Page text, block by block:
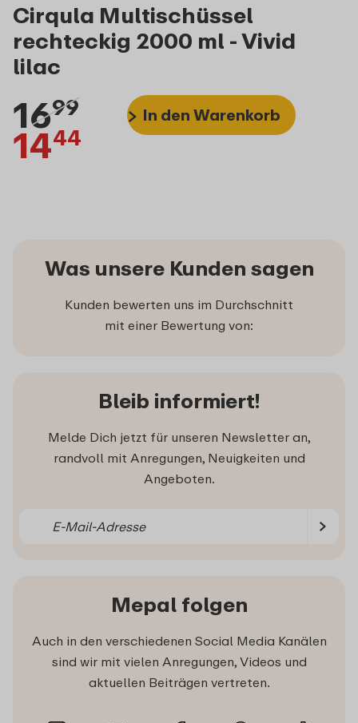
Cirqula Multischüssel
rechteckig 2000 ml - Vivid
lilac
1699
1444
In den Warenkorb
Was unsere Kunden sagen
Kunden bewerten uns im Durchschnitt
mit einer Bewertung von:
Bleib informiert!
Melde Dich jetzt für unseren Newsletter an,
randvoll mit Anregungen, Neuigkeiten und
Angeboten.
Mepal folgen
Auch in den verschiedenen Social Media Kanälen
sind wir mit vielen Anregungen, Videos und
aktuellen Beiträgen vertreten.